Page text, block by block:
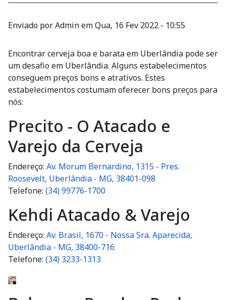
Enviado porAdminemQua, 16 Fev 2022 - 10:55
Encontrar cerveja boa e barata em Uberlândia pode ser
um desafio em Uberlândia. Alguns estabelecimentos
conseguem preços bons e atrativos. Estes
estabelecimentos costumam oferecer bons preços para
nós:
Precito - O Atacado e
Varejo da Cerveja
Endereço: Av. Morum Bernardino, 1315 - Pres.
Roosevelt, Uberlândia - MG, 38401-098
Telefone: (34) 99776-1700
Kehdi Atacado & Varejo
Endereço: Av. Brasil, 1670 - Nossa Sra. Aparecida,
Uberlândia - MG, 38400-716
Telefone: (34) 3233-1313